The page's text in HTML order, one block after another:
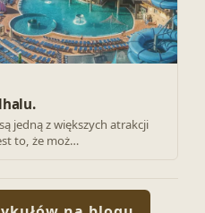
jedną z większych atrakcji
to, że moż…